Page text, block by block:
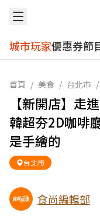
城市玩家優惠券節
首頁 / 美食 / 台北市 /
【新開店】走
韓超夯2D咖啡
是手繪的
台北市
食尚編輯部